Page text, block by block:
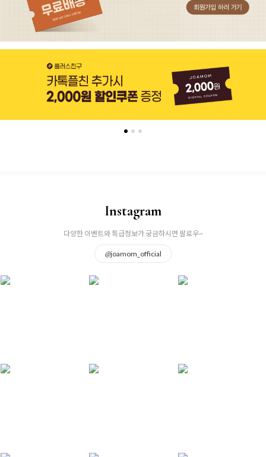
Instagram
다양한 이벤트와 특급정보가 궁금하시면 팔로우~
@joamom_official